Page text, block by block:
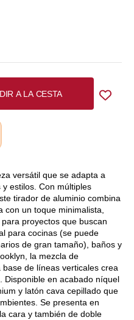
A LA CESTA
versátil que se adapta a
estilos. Con múltiples
tirador de aluminio combina
un toque minimalista,
proyectos que buscan
para cocinas (se puede
de gran tamaño), baños y
la mezcla de
de líneas verticales crea
Disponible en acabado níquel
y latón cava cepillado que
Se presenta en
cara y también de doble